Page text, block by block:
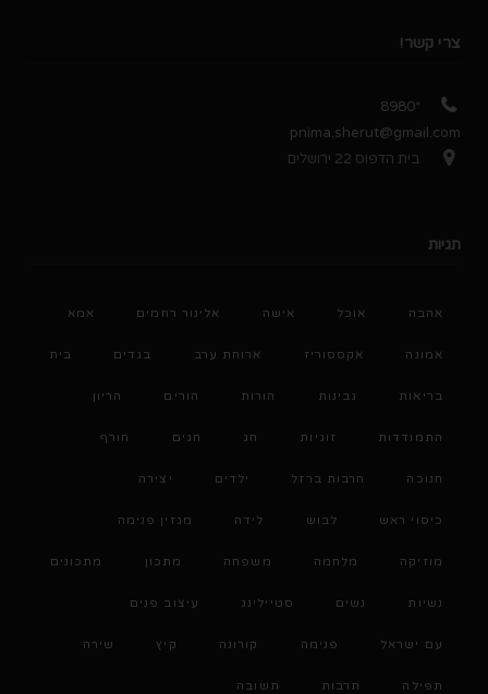
צרי קשר!
*8980
pnima.sherut@gmail.com
בית הדפוס 22 ירושלים
תגיות
אהבה אוכל אישה אלינור רחמים אמא
אמונה אקססוריז ארוחת ערב בגדים בית
בריאות גבינות הורות הורים הריון
התמודדות זוגיות חג חגים חורף
חנוכה חרבות ברזל ילדים יצירה
כיסוי ראש לבוש לידה מגזין פנימה
מוזיקה מלחמה משפחה מתכון מתכונים
נשיות נשים סטיילינג עיצוב פנים
עם ישראל פנימה קורונה קיץ שירה
תפילה תרבות תשובה